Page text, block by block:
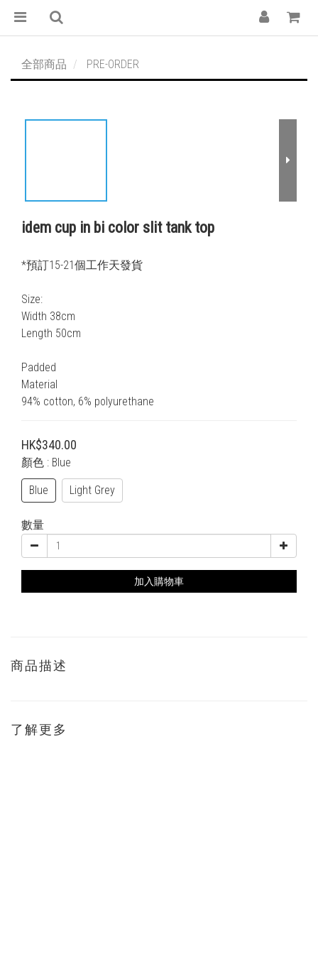
全部商品 PRE-ORDER
idem cup in bi color slit tank top
*預訂15-21個工作天發貨
Size:
Width 38cm
Length 50cm
Padded
Material
94% cotton, 6% polyurethane
HK$340.00
顏色 : Blue
Blue Light Grey
數量
加入購物車
商品描述
了解更多